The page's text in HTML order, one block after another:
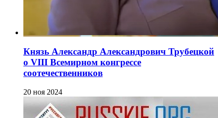
Князь Александр Александрович Трубецкой
о VIII Всемирном конгрессе
соотечественников
20 ноя 2024